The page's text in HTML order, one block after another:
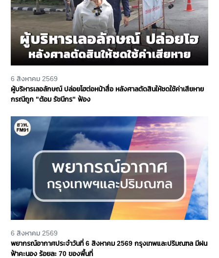
6 สิงหาคม 2569
ผู้บริหารเลอลักษณ์ ปล่อยโฮต่อหน้าสื่อ หลังศาลตัดสินให้ชดใช้ค่าเสียหาย
กรณีถูก "ต้อม รัชนีกร" ฟ้อง
6 สิงหาคม 2569
พยากรณ์อากาศประจำวันที่ 6 สิงหาคม 2569 กรุงเทพและปริมณฑล มีฝน
ฟ้าคะนอง ร้อยละ 70 ของพื้นที่